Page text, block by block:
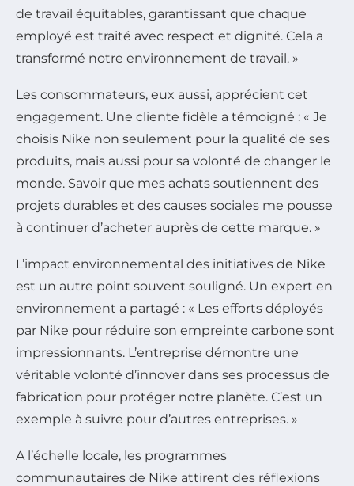
de travail équitables, garantissant que chaque
employé est traité avec respect et dignité. Cela a
transformé notre environnement de travail. »
Les consommateurs, eux aussi, apprécient cet
engagement. Une cliente fidèle a témoigné : « Je
choisis Nike non seulement pour la qualité de ses
produits, mais aussi pour sa volonté de changer le
monde. Savoir que mes achats soutiennent des
projets durables et des causes sociales me pousse
à continuer d’acheter auprès de cette marque. »
L’impact environnemental des initiatives de Nike
est un autre point souvent souligné. Un expert en
environnement a partagé : « Les efforts déployés
par Nike pour réduire son empreinte carbone sont
impressionnants. L’entreprise démontre une
véritable volonté d’innover dans ses processus de
fabrication pour protéger notre planète. C’est un
exemple à suivre pour d’autres entreprises. »
A l’échelle locale, les programmes
communautaires de Nike attirent des réflexions